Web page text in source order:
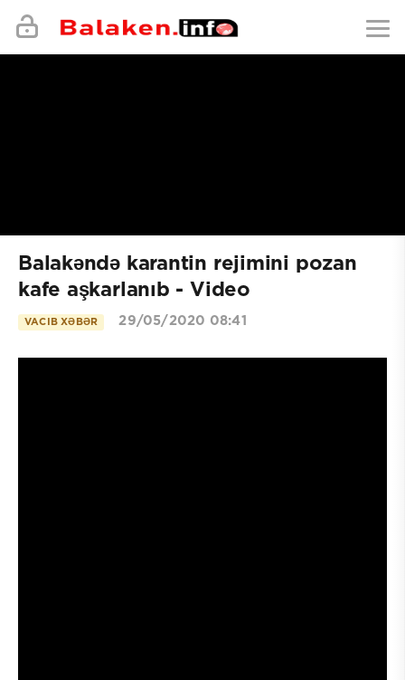
Balakəndə karantin rejimini pozan
kafe aşkarlanıb - Video
VACIB XƏBƏR 29/05/2020 08:41